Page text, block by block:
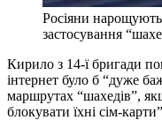
Росіяни
застосування
Кирило з 14-ї бригади
інтернет було б “дуже
маршрутах “шахедів”,
блокувати їхні сім-